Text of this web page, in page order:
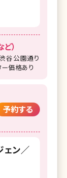
）
谷公園通り
価格あり
予約する
ェン／